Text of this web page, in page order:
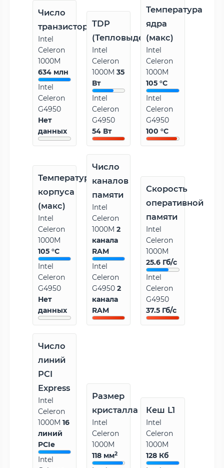
Число
транзисторов
Intel
Celeron
1000M
634 млн
Intel
Celeron
G4950
Нет
данных
TDP
(Тепловыделение)
Intel
Celeron
1000M35
Вт
Intel
Celeron
G4950
54 Вт
Температура
ядра
(макс)
Intel
Celeron
1000M
105 °C
Intel
Celeron
G4950
100 °C
Температура
корпуса
(макс)
Intel
Celeron
1000M
105 °C
Intel
Celeron
G4950
Нет
данных
Число
каналов
памяти
Intel
Celeron
1000M2
канала
RAM
Intel
Celeron
G49502
канала
RAM
Скорость
оперативной
памяти
Intel
Celeron
1000M
25.6 Гб/с
Intel
Celeron
G4950
37.5 Гб/с
Число
линий
PCI
Express
Intel
Celeron
1000M 16
линий
PCIe
Intel
Размер
кристалла
Intel
Celeron
1000M
118 мм2
Кеш L1
Intel
Celeron
1000M
128 Кб